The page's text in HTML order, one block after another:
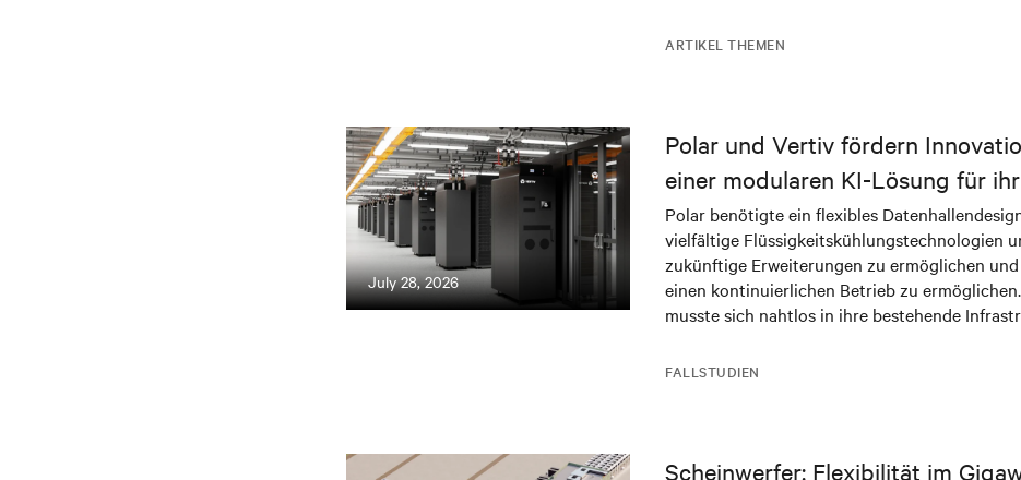
ARTIKEL THEMEN
July 28, 2026
FALLSTUDIEN
Polar und Vertiv fördern
einer modularen KI-Lösung für
Rechenzentrum in Norwegen
Polar benötigte ein flexibles
vielfältige Flüssigkeitskühlungstechnologien
zukünftige Erweiterungen zu ermöglichen
einen kontinuierlichen Betrieb zu
musste sich nahtlos in ihre bestehende
für geschäftskritische KI-Anwendungen
Scheinwerfer: Flexibilität im